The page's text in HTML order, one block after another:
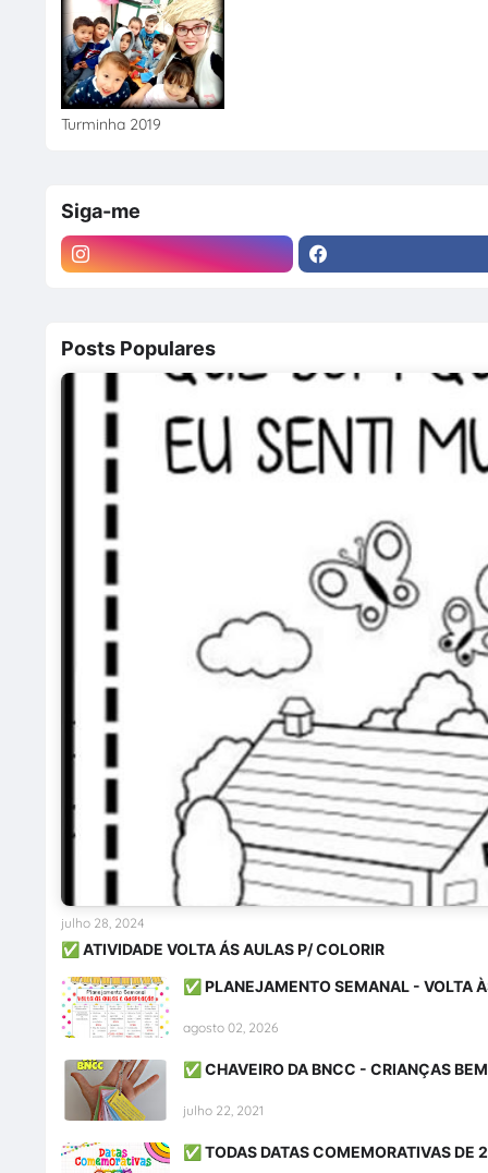
Turminha 2019
Siga-me
Posts Populares
✅ ATIVIDADE VOLTA ÁS AULAS P/ COLORIR
julho 28, 2024
✅ PLANEJAMENTO SEMANAL - VOLTA
agosto 02, 2026
✅ CHAVEIRO DA BNCC - CRIANÇAS
julho 22, 2021
✅ TODAS DATAS COMEMORATIVAS DE